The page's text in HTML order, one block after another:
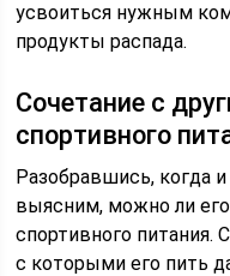
усвоиться нужным
продукты распада.
Сочетание с
спортивного
Разобравшись, когда
выясним, можно ли
спортивного питания.
с которыми его пить